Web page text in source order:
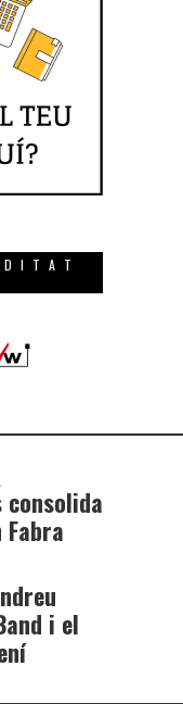
consolida
i el